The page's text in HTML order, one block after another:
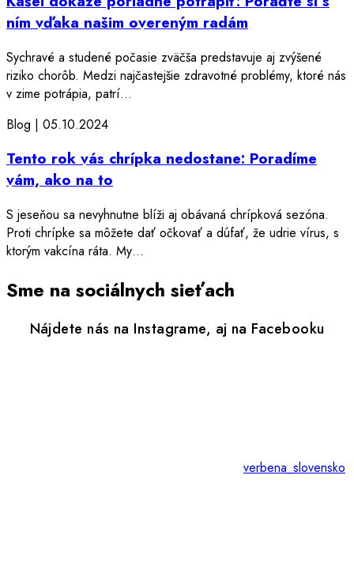
ním vďaka našim overeným radám
Sychravé a studené počasie zväčša predstavuje aj zvýšené
riziko chorôb. Medzi najčastejšie zdravotné problémy, ktoré nás
v zime potrápia, patrí…
Blog | 05.10.2024
Tento rok vás chrípka nedostane: Poradíme
vám, ako na to
S jeseňou sa nevyhnutne blíži aj obávaná chrípková sezóna.
Proti chrípke sa môžete dať očkovať a dúfať, že udrie vírus, s
ktorým vakcína ráta. My…
Sme na sociálnych sieťach
Nájdete nás na Instagrame, aj na Facebooku
verbena_slovensko